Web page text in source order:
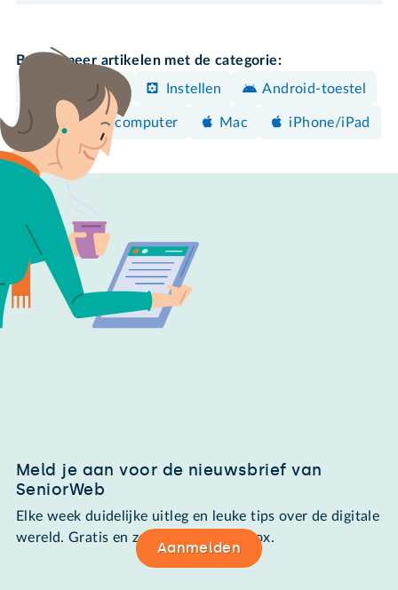
Bekijk meer artikelen met de categorie:
Back-uppen
Instellen Android-toestel
Windows-computer Mac iPhone/iPad
Meld je aan voor de nieuwsbrief van
SeniorWeb
Elke week duidelijke uitleg en leuke tips over de digitale
wereld. Gratis en zomaar in de mailbox.
Aanmelden